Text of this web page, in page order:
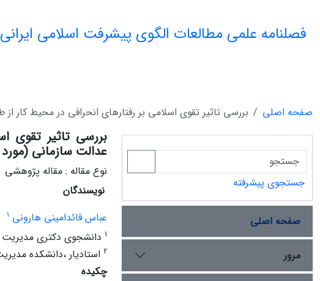
فصلنامه علمی مطالعات الگوی پیشرفت اسلامی ایرانی
صفحه اصلی بررسی تاثیر تقوی اسلامی بر رفتارهای انحرافی در محیط کار
بررسی تاثیر تقوی
عدالت سازمانی
نوع مقاله : مقاله پژوهشی
نویسندگان
عباس قائدامینی هارونی 1
1 دانشجوی دکتری مدیریت
2 استادیار ،دانشکده
چکیده
جستجوی پیشرفته
صفحه اصلی
مرور